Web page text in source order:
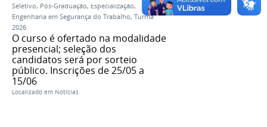
Seletivo, Pós-Graduação, Especialização,
Engenharia em Segurança do Trabalho, Turma
2026
O curso é ofertado na modalidade
presencial; seleção dos
candidatos será por sorteio
público. Inscrições de 25/05 a
15/06
Localizado em Notícias